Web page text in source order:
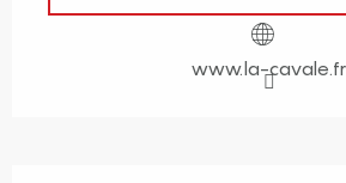
www.la-cavale.fr